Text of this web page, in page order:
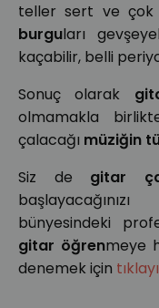
teller sert ve çok
burguları
kaçabilir, belli
Sonuç olarak
olmamakla
çalacağı müziğin
Siz de gitar
bünyesindeki
gitar öğrenmeye
denemek için